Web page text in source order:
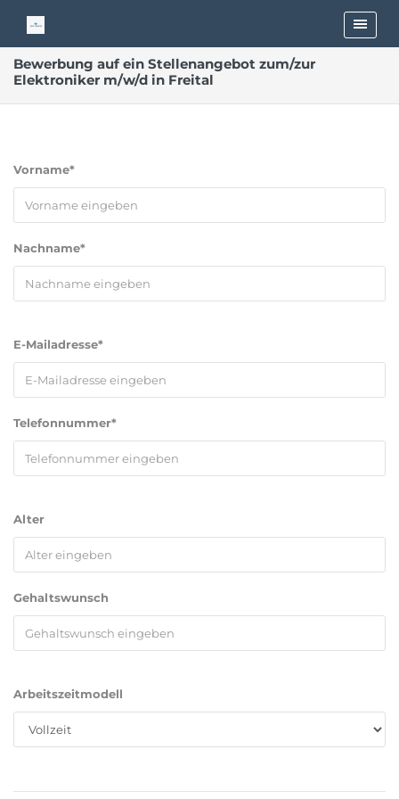
Bewerbung auf ein Stellenangebot zum/zur
Elektroniker m/w/d in Freital
Vorname*
Nachname*
E-Mailadresse*
Telefonnummer*
Alter
Gehaltswunsch
Arbeitszeitmodell